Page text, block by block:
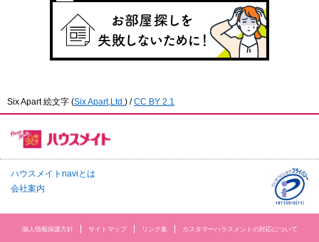
Six Apart 絵文字 (Six Apart,Ltd. ) /CC BY 2.1
ハウスメイトnaviとは
会社案内
個人情報保護方針 サイトマップ リンク集 カスタマーハラスメントの対応について